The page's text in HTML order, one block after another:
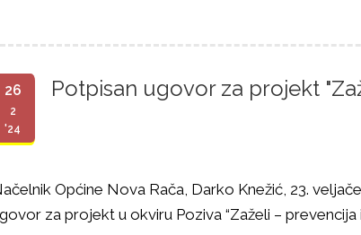
26
2
'24
Potpisan ugovor za projekt
Općine Nova Rača, Darko Knežić, 23.
za projekt u okviru Poziva “Zaželi – prevencija